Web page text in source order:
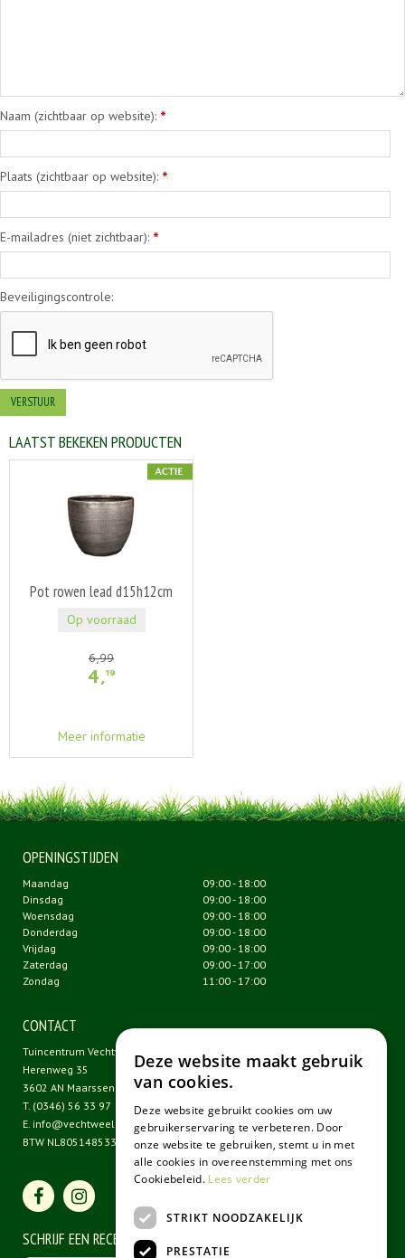
Naam (zichtbaar op website): *
Plaats (zichtbaar op website): *
E-mailadres (niet zichtbaar): *
Beveiligingscontrole:
LAATST BEKEKEN PRODUCTEN
Pot rowen lead d15h12cm
6,99
4,19
Meer informatie
Op voorraad
OPENINGSTIJDEN
Maandag
09:00 - 18:00
Dinsdag
09:00 - 18:00
Woensdag
09:00 - 18:00
Donderdag
09:00 - 18:00
Vrijdag
09:00 - 18:00
Zaterdag
09:00 - 17:00
Zondag
11:00 - 17:00
CONTACT
Tuincentrum Vechtweelde
Herenweg 35
3602 AN Maarssen
T. (0346) 56 33 97
E. info@vechtweelde.nl
BTW NL805148533B01
SCHRIJF EEN RECENSIE
Deze website maakt gebruik
van cookies.
Deze website gebruikt cookies om uw
gebruikerservaring te verbeteren. Door
onze website te gebruiken, stemt u in met
alle cookies in overeenstemming met ons
Cookiebeleid. Lees verder
STRIKT NOODZAKELIJK
PRESTATIE